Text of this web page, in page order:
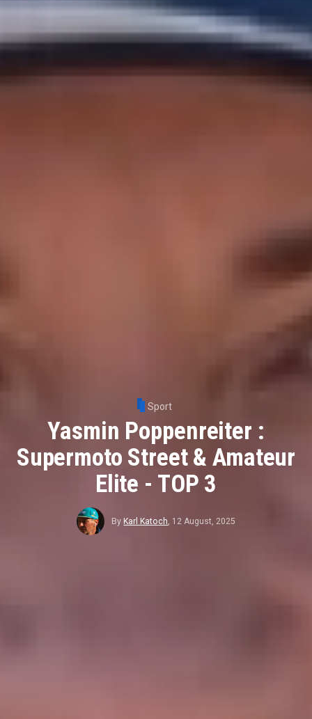
Sport
Yasmin Poppenreiter :
Supermoto Street & Amateur
Elite - TOP 3
By Karl Katoch, 12 August, 2025